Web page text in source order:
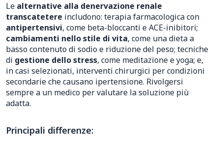
Le alternative alla denervazione renale
transcatetere includono: terapia farmacologica con
antipertensivi, come beta-bloccanti e ACE-inibitori;
cambiamenti nello stile di vita, come una dieta a
basso contenuto di sodio e riduzione del peso; tecniche
di gestione dello stress, come meditazione e yoga; e,
in casi selezionati, interventi chirurgici per condizioni
secondarie che causano ipertensione. Rivolgersi
sempre a un medico per valutare la soluzione più
adatta.
Principali differenze: